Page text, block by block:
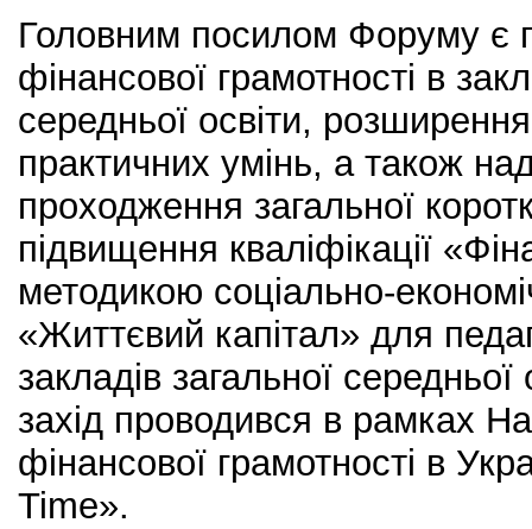
Головним посилом Форуму є
фінансової грамотності в
середньої освіти,
практичних умінь, а також
проходження загальної
підвищення кваліфікації
методикою соціально-
«Життєвий капітал» для
закладів загальної
захід проводився в рамках
фінансової грамотності в
Time».